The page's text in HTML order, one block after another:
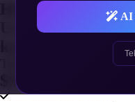
AI
Hizmetinizin
Uzun süreli
$51.50